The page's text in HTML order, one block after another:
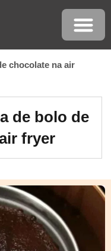
chocolate na air
de bolo de
fryer